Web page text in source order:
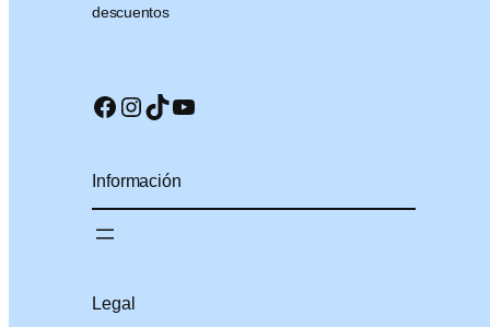
descuentos
Facebook Instagram TikTok YouTube
Información
Legal